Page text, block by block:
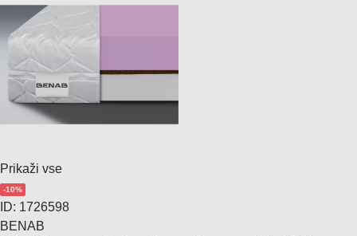
Prikaži vse
-10%
ID: 1726598
BENAB